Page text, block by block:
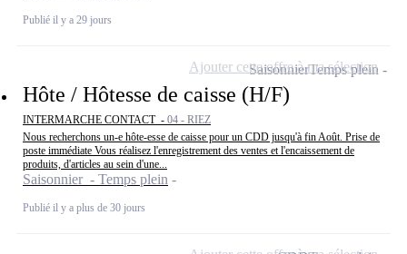
Publié il y a 29 jours
Hôte / Hôtesse de caisse (H/F)
INTERMARCHE CONTACT - 04 - RIEZ
Nous recherchons un-e hôte-esse de caisse pour un CDD jusqu'à fin Août. Prise de
poste immédiate Vous réalisez l'enregistrement des ventes et l'encaissement de
produits, d'articles au sein d'une...
Saisonnier - Temps plein
Publié il y a plus de 30 jours
SaisonnierTemps plein
Ajouter cette offre à ma sélection